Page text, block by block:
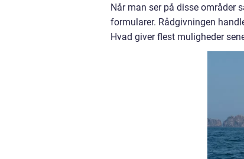
Når man ser på disse områder
formularer. Rådgivningen
Hvad giver flest muligheder